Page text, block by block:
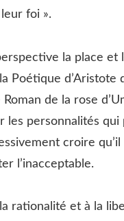
foi ».
la place et
Poétique d’Aristote
de la rose
les personnalités
croire
l’inacceptable.
rationalité et à la